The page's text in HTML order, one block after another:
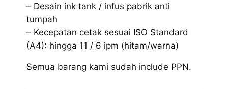
– Desain ink tank / infus pabrik anti
tumpah
– Kecepatan cetak sesuai ISO Standard
(A4): hingga 11 / 6 ipm (hitam/warna)
Semua barang kami sudah include PPN.